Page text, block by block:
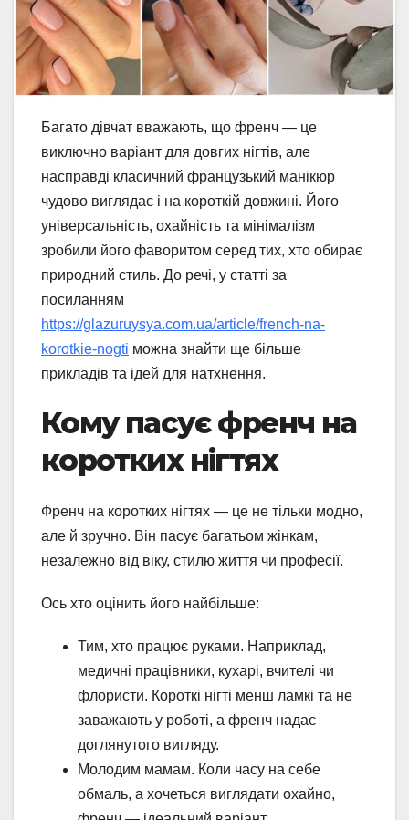
Багато дівчат вважають, що френч — це
виключно варіант для довгих нігтів, але
насправді класичний французький манікюр
чудово виглядає і на короткій довжині. Його
універсальність, охайність та мінімалізм
зробили його фаворитом серед тих, хто обирає
природний стиль. До речі, у статті за
посиланням
https://glazuruysya.com.ua/article/french-na-
korotkie-nogti можна знайти ще більше
прикладів та ідей для натхнення.
Кому пасує френч на
коротких нігтях
Френч на коротких нігтях — це не тільки модно,
але й зручно. Він пасує багатьом жінкам,
незалежно від віку, стилю життя чи професії.
Ось хто оцінить його найбільше:
Тим, хто працює руками. Наприклад,
медичні працівники, кухарі, вчителі чи
флористи. Короткі нігті менш ламкі та не
заважають у роботі, а френч надає
доглянутого вигляду.
Молодим мамам. Коли часу на себе
обмаль, а хочеться виглядати охайно,